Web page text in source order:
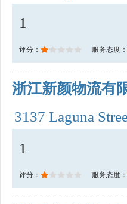
1
评分： 服务态度：
浙江新颜物流有
3137 Laguna
1
评分： 服务态度：